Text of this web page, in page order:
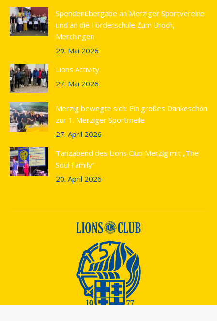
in
new
window
Spendenübergabe an Merziger Sportvereine
und an die Förderschule Zum Broch,
Merchingen
29. Mai 2026
Lions Activity
27. Mai 2026
Merzig bewegte sich: Ein großes Dankeschön
zur 1. Merziger Sportmeile
27. April 2026
Tanzabend des Lions Club Merzig mit „The
Soul Family“
20. April 2026